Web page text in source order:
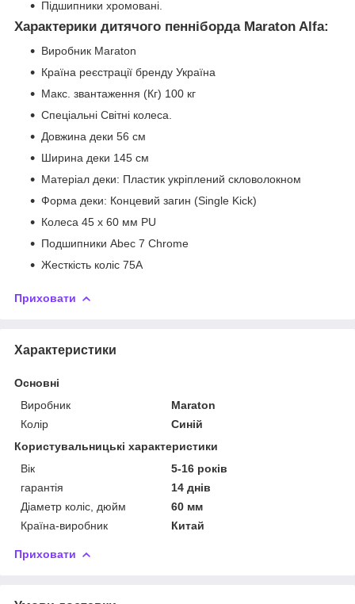
Підшипники хромовані.
Характерики дитячого пенніборда Maraton Alfa:
Виробник Maraton
Країна реєстрації бренду Україна
Макс. звантаження (Кг) 100 кг
Спеціальні Світні колеса.
Довжина деки 56 см
Ширина деки 145 см
Матеріал деки: Пластик укріплений скловолокном
Форма деки: Концевий загин (Single Kick)
Колеса 45 х 60 мм PU
Подшипники Abec 7 Chrome
Жесткість коліс 75А
Приховати
Характеристики
Основні
Виробник
Maraton
Колір
Синій
Користувальницькі характеристики
Вік
5-16 років
гарантія
14 днів
Діаметр коліс, дюйм
60 мм
Країна-виробник
Китай
Приховати